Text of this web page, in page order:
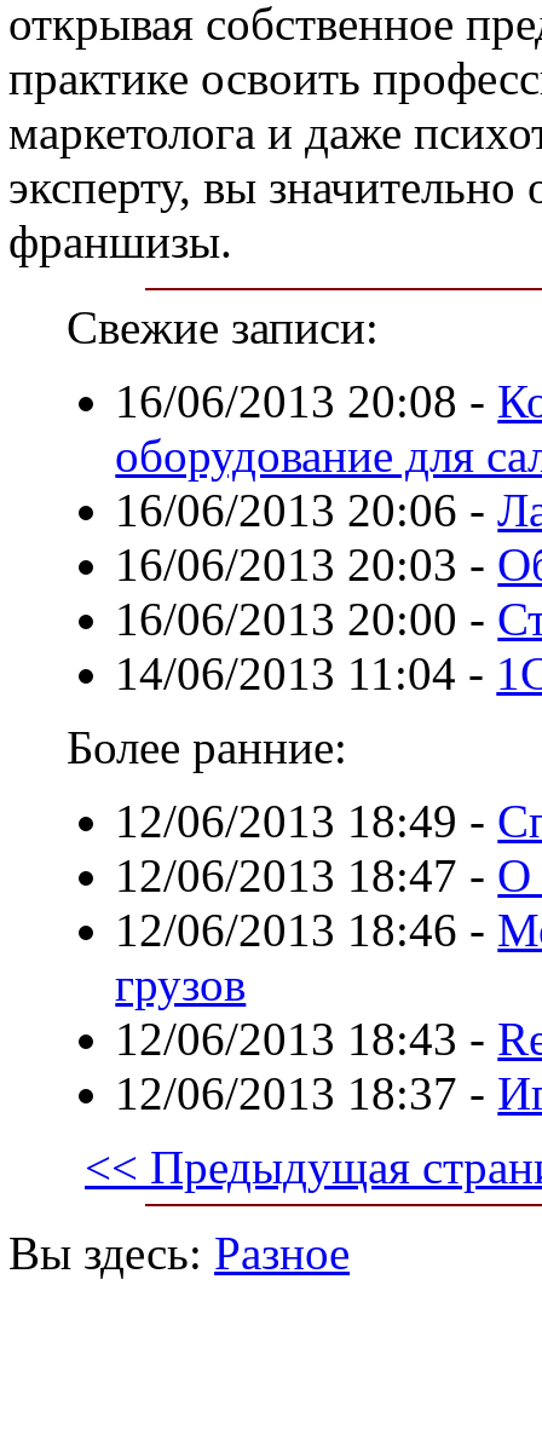
открывая собственное
практике освоить
маркетолога и даже
эксперту, вы значительно
франшизы.
Свежие записи:
16/06/2013 20:08 -
оборудование для
16/06/2013 20:06 -
16/06/2013 20:03 -
16/06/2013 20:00 -
14/06/2013 11:04 -
Более ранние:
12/06/2013 18:49 -
12/06/2013 18:47 - О
12/06/2013 18:46 -
грузов
12/06/2013 18:43 -
12/06/2013 18:37 -
<< Предыдущая
Вы здесь: Разное